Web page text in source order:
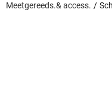
Meetgereeds.& access.